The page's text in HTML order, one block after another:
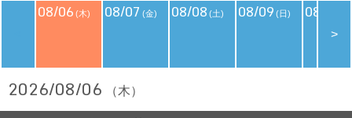
08/06 (木) 08/07 (金) 08/08 (土) 08/09 (日) 08/10
>
2026/08/06 （木）